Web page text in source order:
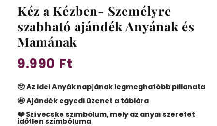
Kéz a Kézben- Személyre
szabható ajándék Anyának és
Mamának
Normál
9.990 Ft
🥹 Az idei Anyák napjának legmeghatóbb pillanata
🤩 Ajándék egyedi üzenet a táblára
❤️ Szívecske szimbólum, mely az anyai szeretet
időtlen szimbóluma